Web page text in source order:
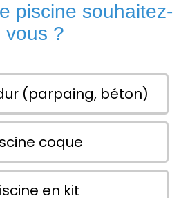
piscine souhaitez-
vous ?
(parpaing, béton)
coque
en kit